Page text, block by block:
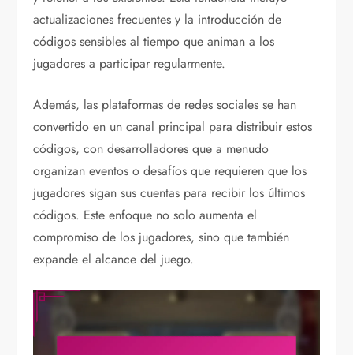
actualizaciones frecuentes y la introducción de
códigos sensibles al tiempo que animan a los
jugadores a participar regularmente.
Además, las plataformas de redes sociales se han
convertido en un canal principal para distribuir estos
códigos, con desarrolladores que a menudo
organizan eventos o desafíos que requieren que los
jugadores sigan sus cuentas para recibir los últimos
códigos. Este enfoque no solo aumenta el
compromiso de los jugadores, sino que también
expande el alcance del juego.